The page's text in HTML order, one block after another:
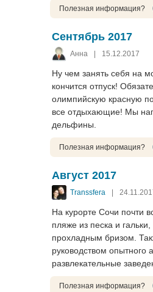
Полезная информация?
Сентябрь 2017
Анна | 15.12.2017
Ну чем занять себя на
кончится отпуск!
олимпийскую красную
все отдыхающие! Мы
дельфины.
Полезная информация?
Август 2017
Transsfera |
На курорте Сочи почти
пляже из песка и
прохладным бризом.
руководством опытного
развлекательные
Полезная информация?